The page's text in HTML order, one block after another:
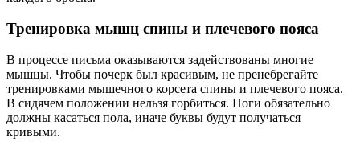
Тренировка мышц спины и плечевого пояса
В процессе письма оказываются задействованы многие
мышцы. Чтобы почерк был красивым, не пренебрегайте
тренировками мышечного корсета спины и плечевого пояса.
В сидячем положении нельзя горбиться. Ноги обязательно
должны касаться пола, иначе буквы будут получаться
кривыми.